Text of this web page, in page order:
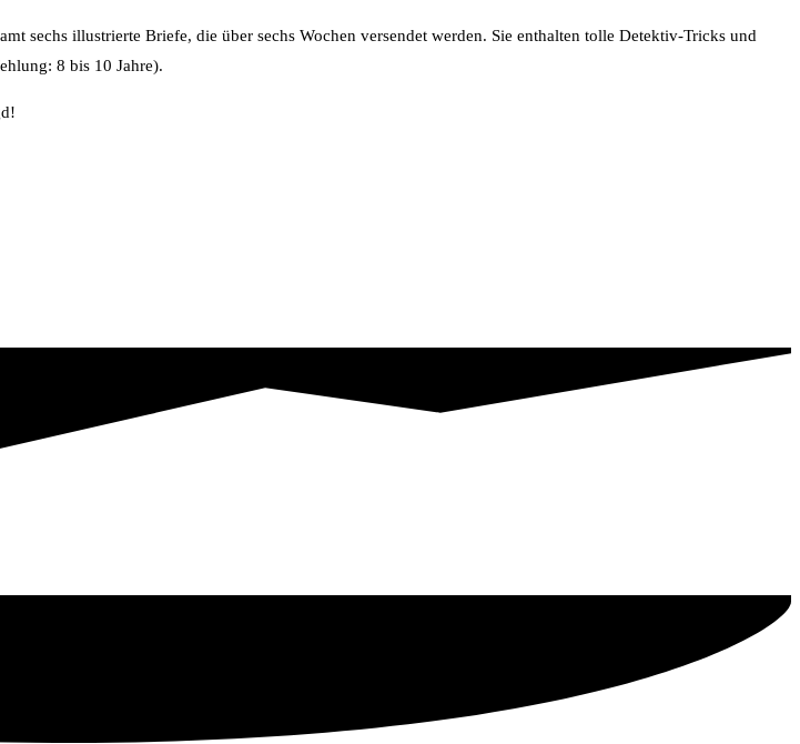
sechs illustrierte Briefe, die über sechs Wochen versendet werden. Sie enthalten tolle Detektiv-Tricks und
8 bis 10 Jahre).